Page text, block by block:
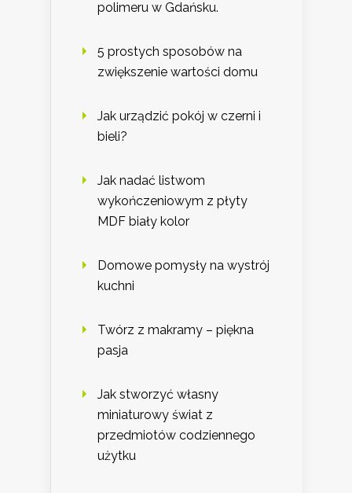
polimeru w Gdańsku.
5 prostych sposobów na
zwiększenie wartości domu
Jak urządzić pokój w czerni i
bieli?
Jak nadać listwom
wykończeniowym z płyty
MDF biały kolor
Domowe pomysły na wystrój
kuchni
Twórz z makramy – piękna
pasja
Jak stworzyć własny
miniaturowy świat z
przedmiotów codziennego
użytku